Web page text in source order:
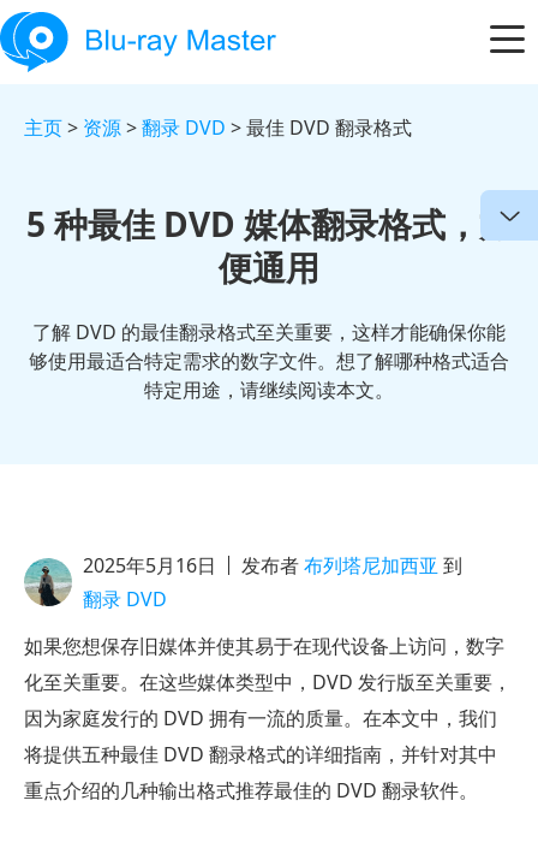
主页> 资源>翻录 DVD > 最佳 DVD 翻录格式
5 种最佳 DVD 媒体翻录格式，方
便通用
了解 DVD 的最佳翻录格式至关重要，这样才能确保你能
够使用最适合特定需求的数字文件。想了解哪种格式适合
特定用途，请继续阅读本文。
2025年5月16日 发布者布列塔尼加西亚 到
翻录 DVD
如果您想保存旧媒体并使其易于在现代设备上访问，数字
化至关重要。在这些媒体类型中，DVD 发行版至关重要，
因为家庭发行的 DVD 拥有一流的质量。在本文中，我们
将提供五种最佳 DVD 翻录格式的详细指南，并针对其中
重点介绍的几种输出格式推荐最佳的 DVD 翻录软件。